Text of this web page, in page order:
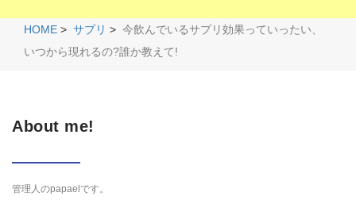
HOME > サプリ > 今飲んでいるサプリ効果っていったい、
いつから現れるの?誰か教えて!
About me!
管理人のpapaelです。